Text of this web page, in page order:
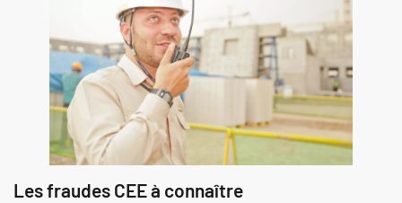
Les fraudes CEE à connaître